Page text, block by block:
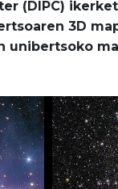
(DIPC)
3D
unibertsoko